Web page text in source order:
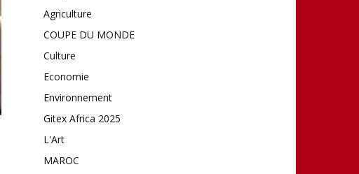
Agriculture
COUPE DU MONDE
Culture
Economie
Environnement
Gitex Africa 2025
L'Art
MAROC